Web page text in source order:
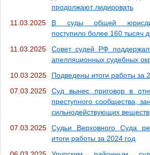
продолжают лидировать
11.03.2025
В суды общей
поступило более 160 тысяч
11.03.2025
Совет судей РФ
апелляционных судебных
10.03.2025
Подведены итоги работы за
07.03.2025
Суд вынес приговор в
преступного сообщества,
сильнодействующих веществ
07.03.2025
Судьи Верховного Суда
итоги работы за 2024 год